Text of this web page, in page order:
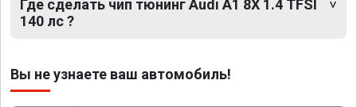
Где сделать чип тюнинг Audi A1 8X 1.4 TFSI
140 лс ?
Вы не узнаете ваш автомобиль!